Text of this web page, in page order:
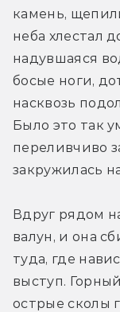
камень,
неба хлестал
надувшаяся
босые ноги,
насквозь
Было это так
переливчиво
закружилась
Вдруг рядом
валун, и она
туда, где
выступ.
острые сколы